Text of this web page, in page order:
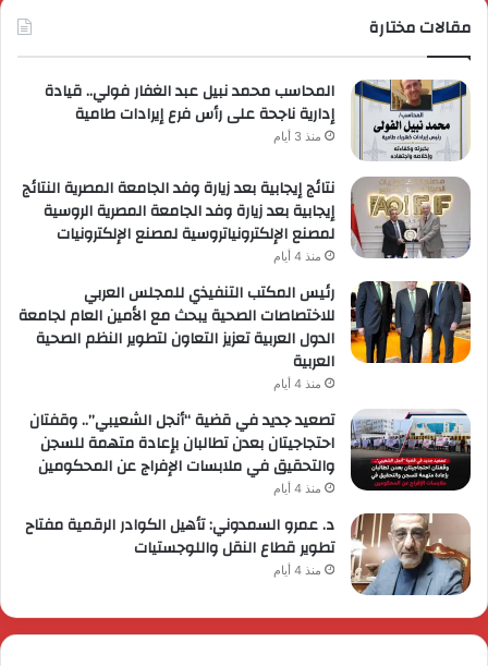
مقالات مختارة
المحاسب محمد نبيل عبد الغفار فولي.. قيادة
إدارية ناجحة على رأس فرع إيرادات طامية
منذ 3 أيام
نتائج إيجابية بعد زيارة وفد الجامعة المصرية النتائج
إيجابية بعد زيارة وفد الجامعة المصرية الروسية
لمصنع الإلكترونياتروسية لمصنع الإلكترونيات
منذ 4 أيام
رئيس المكتب التنفيذي للمجلس العربي
للاختصاصات الصحية يبحث مع الأمين العام لجامعة
الدول العربية تعزيز التعاون لتطوير النظم الصحية
العربية
منذ 4 أيام
تصعيد جديد في قضية “أنجل الشعيبي”.. وقفتان
احتجاجيتان بعدن تطالبان بإعادة متهمة للسجن
والتحقيق في ملابسات الإفراج عن المحكومين
منذ 4 أيام
د. عمرو السمدوني: تأهيل الكوادر الرقمية مفتاح
تطوير قطاع النقل واللوجستيات
منذ 4 أيام